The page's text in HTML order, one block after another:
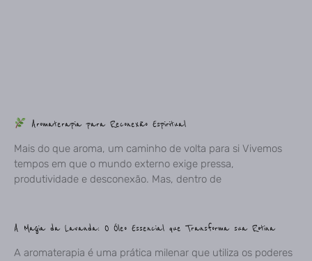
Aromaterapia para Reconexão Espiritual
Mais do que aroma, um caminho de volta para si Vivemos
tempos em que o mundo externo exige pressa,
produtividade e desconexão. Mas, dentro de
A Magia da Lavanda: O Óleo Essencial que Transforma sua Rotina
A aromaterapia é uma prática milenar que utiliza os poderes